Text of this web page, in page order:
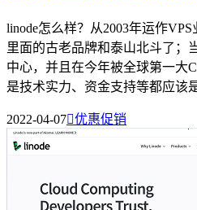
linode怎么样？从2003年运作
里面的古老品牌和泰山北斗了；
中心，并且在今年被全球第一大
是技术实力、资金支持等都应该
2022-04-07优惠促销